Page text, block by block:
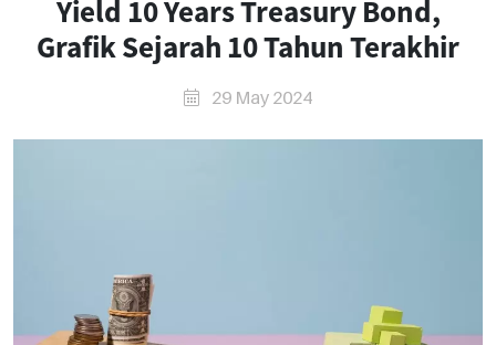
Yield 10 Years Treasury Bond,
Grafik Sejarah 10 Tahun Terakhir
29 May 2024